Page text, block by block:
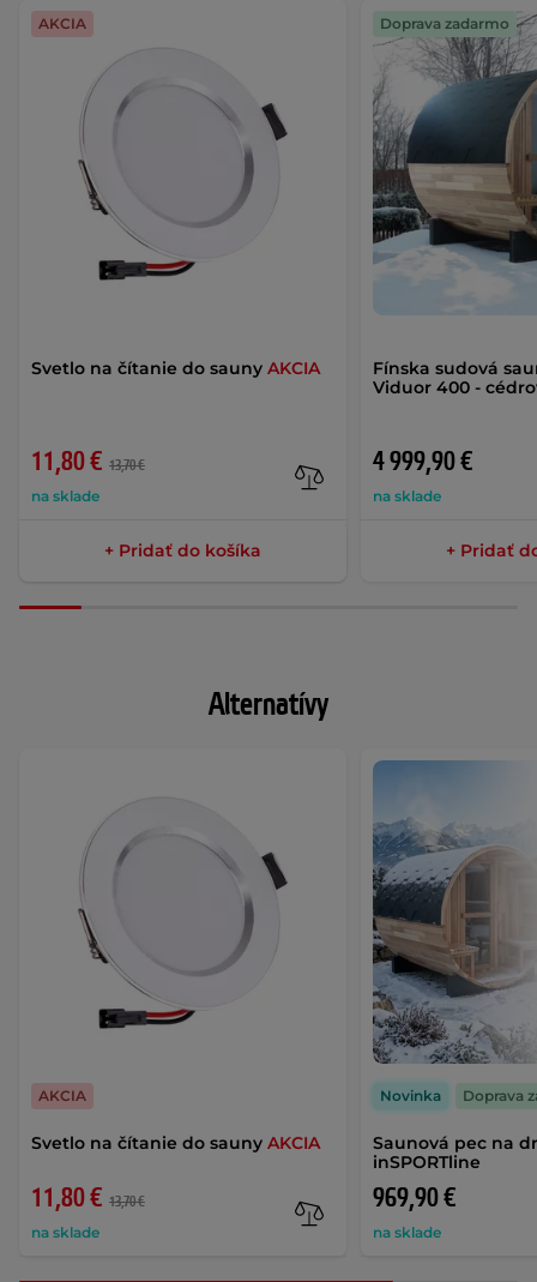
Svetlo na čítanie do sauny AKCIA
11,80 € 13,70 €
na sklade
AKCIA
+ Pridať do košíka
Fínska sudová
Viduor 400 -
4 999,90 €
na sklade
Doprava zadarmo
+ Pridať
Alternatívy
Svetlo na čítanie do sauny AKCIA
11,80 € 13,70 €
na sklade
AKCIA
Saunová pec na
inSPORTline
969,90 €
na sklade
Novinka Doprava